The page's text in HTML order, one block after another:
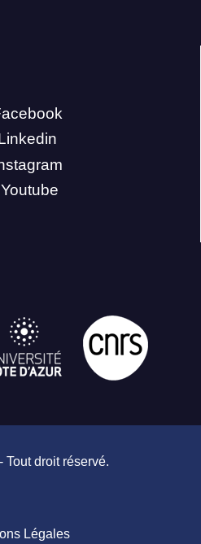
Youtube
droit réservé.
Légales